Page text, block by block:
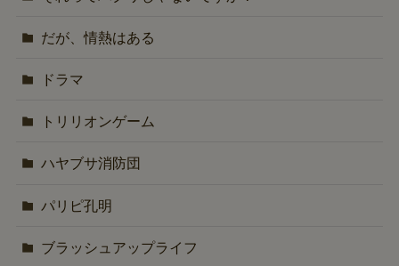
だが、情熱はある
ドラマ
トリリオンゲーム
ハヤブサ消防団
パリピ孔明
ブラッシュアップライフ